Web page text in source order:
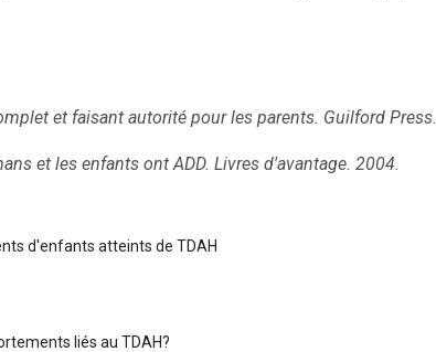
et faisant autorité pour les parents. Guilford Press.
et les enfants ont ADD. Livres d'avantage. 2004.
d'enfants atteints de TDAH
liés au TDAH?